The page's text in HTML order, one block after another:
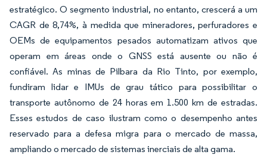
estratégico. O segmento industrial, no entanto, crescerá a um
CAGR de 8,74%, à medida que mineradores, perfuradores e
OEMs de equipamentos pesados automatizam ativos que
operam em áreas onde o GNSS está ausente ou não é
confiável. As minas de Pilbara da Rio Tinto, por exemplo,
fundiram lidar e IMUs de grau tático para possibilitar o
transporte autônomo de 24 horas em 1.500 km de estradas.
Esses estudos de caso ilustram como o desempenho antes
reservado para a defesa migra para o mercado de massa,
ampliando o mercado de sistemas inerciais de alta gama.